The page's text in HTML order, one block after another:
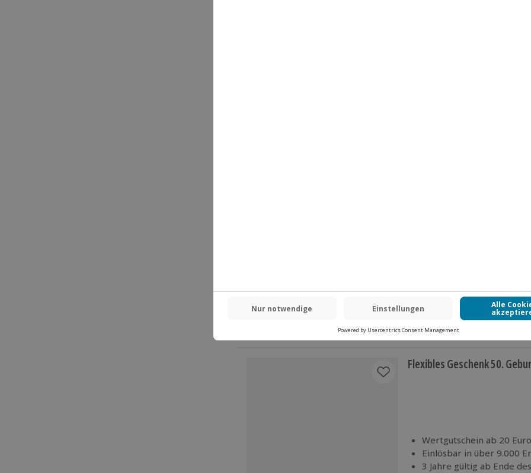
Mit passender
Wertgutschein ab 20
Flexibles Geschenk Zum
Wertgutschein ab 20
Einlösbar in über 9.000
3 Jahre gültig ab Ende
Mit passender
Per Post oder PDF
Flexibles Geschenk 50.
Wertgutschein ab 20
Einlösbar in über 9.000
3 Jahre gültig ab Ende